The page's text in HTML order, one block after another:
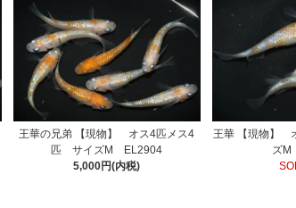
王華の兄弟 【現物】 オス4匹メス4
匹 サイズM EL2904
5,000円(内税)
王華 【現物】
ズ